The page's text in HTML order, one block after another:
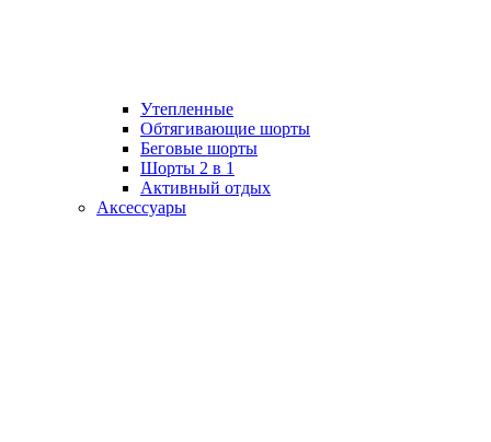
Утепленные
Обтягивающие шорты
Беговые шорты
Шорты 2 в 1
Активный отдых
Аксессуары